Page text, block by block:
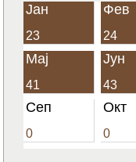
Јан
23
Фев
24
Мај
41
Јун
43
Сеп
0
Окт
0